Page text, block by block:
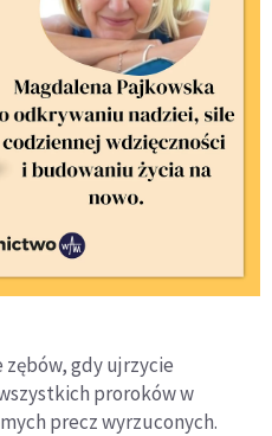
zębów, gdy ujrzycie
proroków w
precz wyrzuconych.